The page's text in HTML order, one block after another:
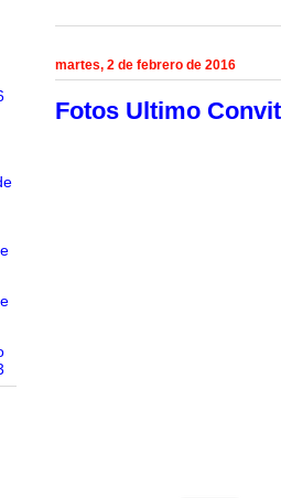
martes, 2 de febrero de 2016
Fotos Ultimo